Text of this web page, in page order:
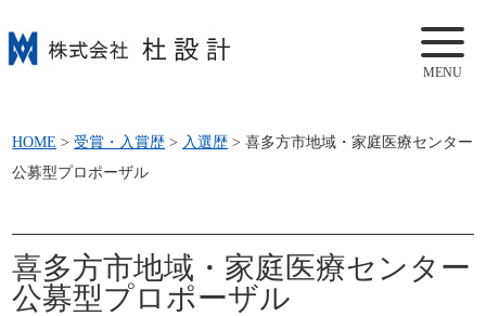
MENU
HOME >受賞・入賞歴 > 入選歴 >喜多方市地域・家庭医療センター
公募型プロポーザル
喜多方市地域・家庭医療センター
公募型プロポーザル